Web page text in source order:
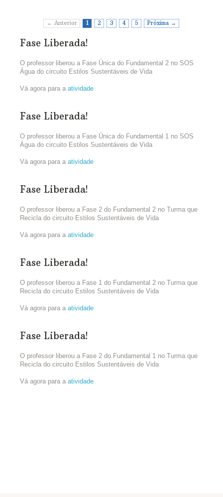
← Anterior 1 2 3 4 5 Próxima →
Fase Liberada!
O professor liberou a Fase Única do Fundamental 2 no SOS
Água do circuito Estilos Sustentáveis de Vida
Vá agora para a atividade
Fase Liberada!
O professor liberou a Fase Única do Fundamental 1 no SOS
Água do circuito Estilos Sustentáveis de Vida
Vá agora para a atividade
Fase Liberada!
O professor liberou a Fase 2 do Fundamental 2 no Turma que
Recicla do circuito Estilos Sustentáveis de Vida
Vá agora para a atividade
Fase Liberada!
O professor liberou a Fase 1 do Fundamental 2 no Turma que
Recicla do circuito Estilos Sustentáveis de Vida
Vá agora para a atividade
Fase Liberada!
O professor liberou a Fase 2 do Fundamental 1 no Turma que
Recicla do circuito Estilos Sustentáveis de Vida
Vá agora para a atividade